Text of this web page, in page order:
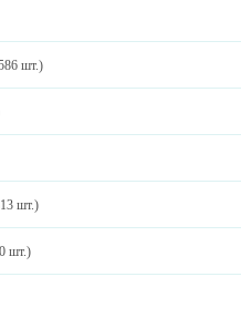
шт.)
шт.)
шт.)